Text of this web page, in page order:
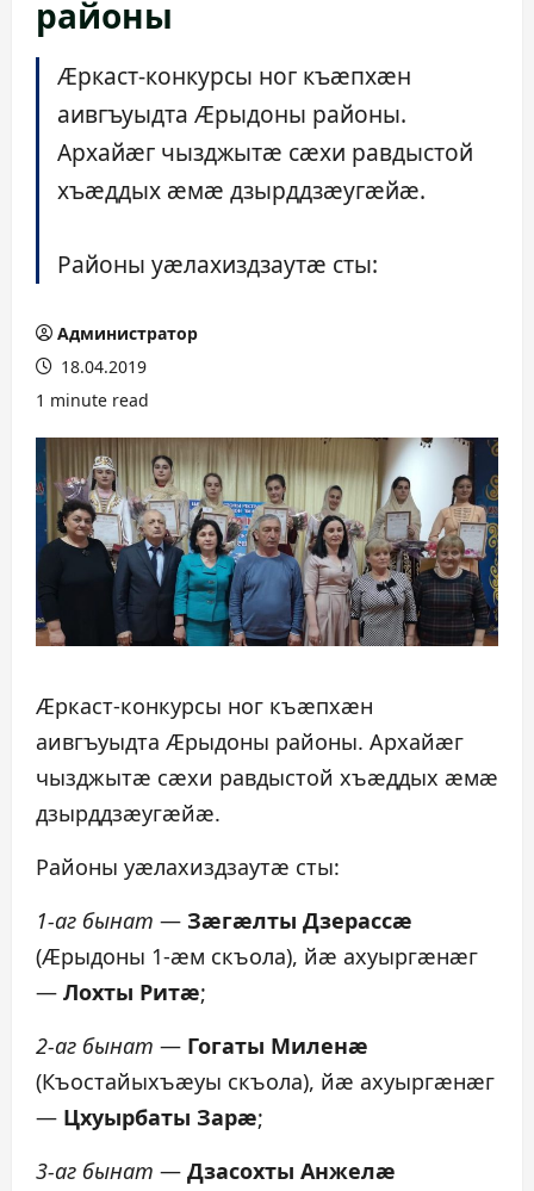
районы
Æркаст-конкурсы ног къæпхæн
аивгъуыдта Æрыдоны районы.
Архайæг чызджытæ сæхи равдыстой
хъæддых æмæ дзырддзæугæйæ.
Районы уæлахиздзаутæ сты:
Администратор
18.04.2019
1 minute read
Æркаст-конкурсы ног къæпхæн
аивгъуыдта Æрыдоны районы. Архайæг
чызджытæ сæхи равдыстой хъæддых æмæ
дзырддзæугæйæ.
Районы уæлахиздзаутæ сты:
1-аг бынат — Зæгæлты Дзерассæ
(Æрыдоны 1-æм скъола), йæ ахуыргæнæг
— Лохты Ритæ;
2-аг бынат — Гогаты Миленæ
(Къостайыхъæуы скъола), йæ ахуыргæнæг
— Цхуырбаты Зарæ;
3-аг бынат — Дзасохты Анжелæ